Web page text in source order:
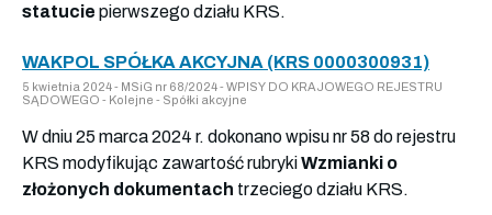
statucie pierwszego działu KRS.
WAKPOL SPÓŁKA AKCYJNA (KRS 0000300931)
5 kwietnia 2024 - MSiG nr 68/2024 - WPISY DO KRAJOWEGO REJESTRU
SĄDOWEGO - Kolejne - Spółki akcyjne
W dniu 25 marca 2024 r. dokonano wpisu nr 58 do rejestru
KRS modyfikując zawartość rubrykiWzmianki o
złożonych dokumentach trzeciego działu KRS.